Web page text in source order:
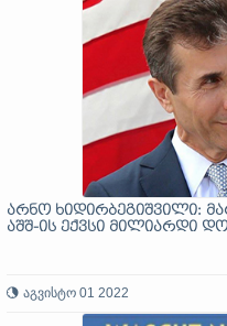
არნო ხიდირბეგიშვილი:
აშშ-ის ექვსი მილიარდი
აგვისტო 01 2022